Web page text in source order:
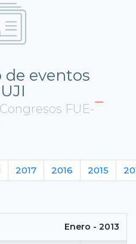
de eventos
FUE-
2017 2016 2015
Enero - 2013